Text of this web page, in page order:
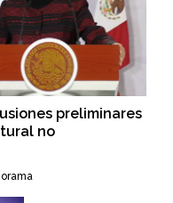
preliminares
no